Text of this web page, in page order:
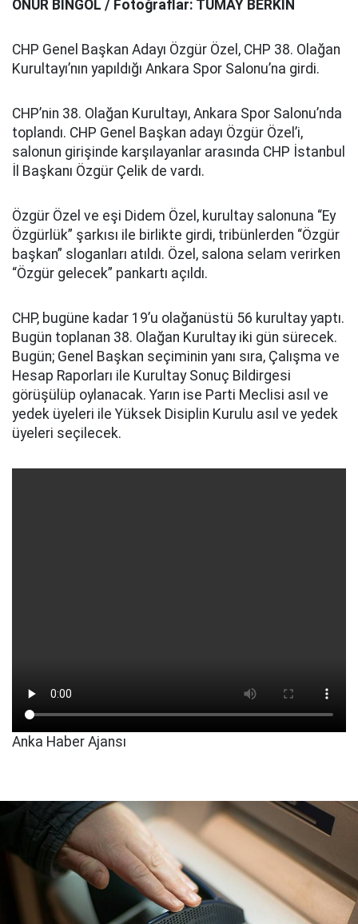
ONUR BİNGÖL / Fotoğraflar: TÜMAY BERKİN
CHP Genel Başkan Adayı Özgür Özel, CHP 38. Olağan
Kurultayı’nın yapıldığı Ankara Spor Salonu’na girdi.
CHP’nin 38. Olağan Kurultayı, Ankara Spor Salonu’nda
toplandı. CHP Genel Başkan adayı Özgür Özel’i,
salonun girişinde karşılayanlar arasında CHP İstanbul
İl Başkanı Özgür Çelik de vardı.
Özgür Özel ve eşi Didem Özel, kurultay salonuna “Ey
Özgürlük” şarkısı ile birlikte girdi, tribünlerden “Özgür
başkan” sloganları atıldı. Özel, salona selam verirken
“Özgür gelecek” pankartı açıldı.
CHP, bugüne kadar 19’u olağanüstü 56 kurultay yaptı.
Bugün toplanan 38. Olağan Kurultay iki gün sürecek.
Bugün; Genel Başkan seçiminin yanı sıra, Çalışma ve
Hesap Raporları ile Kurultay Sonuç Bildirgesi
görüşülüp oylanacak. Yarın ise Parti Meclisi asıl ve
yedek üyeleri ile Yüksek Disiplin Kurulu asıl ve yedek
üyeleri seçilecek.
Anka Haber Ajansı